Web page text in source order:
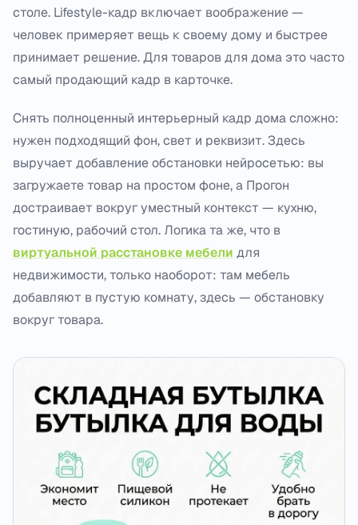
столе. Lifestyle-кадр включает воображение —
человек примеряет вещь к своему дому и быстрее
принимает решение. Для товаров для дома это часто
самый продающий кадр в карточке.
Снять полноценный интерьерный кадр дома сложно:
нужен подходящий фон, свет и реквизит. Здесь
выручает добавление обстановки нейросетью: вы
загружаете товар на простом фоне, а Прогон
достраивает вокруг уместный контекст — кухню,
гостиную, рабочий стол. Логика та же, что в
виртуальной расстановке мебели для
недвижимости, только наоборот: там мебель
добавляют в пустую комнату, здесь — обстановку
вокруг товара.